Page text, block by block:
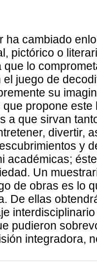
ha cambiado
pictórico o
lo
juego de
su
propone
a que sirvan
divertir,
y
académicas;
Un
de obras es lo
De ellas
pudieron
integradora,